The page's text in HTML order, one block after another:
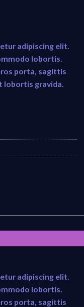
adipiscing elit.
lobortis.
porta, sagittis
lobortis gravida.
adipiscing elit.
lobortis.
porta, sagittis